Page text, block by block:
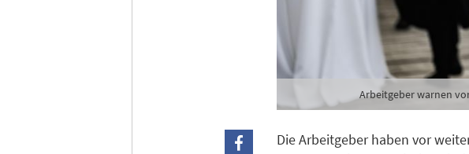
Arbeitgeber warnen
Die Arbeitgeber haben vor